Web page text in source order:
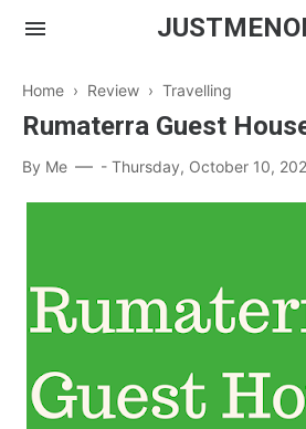
Menong
Contact
Home › Review › Travelling
Rumaterra Guest
By Me - Thursday, October 10,